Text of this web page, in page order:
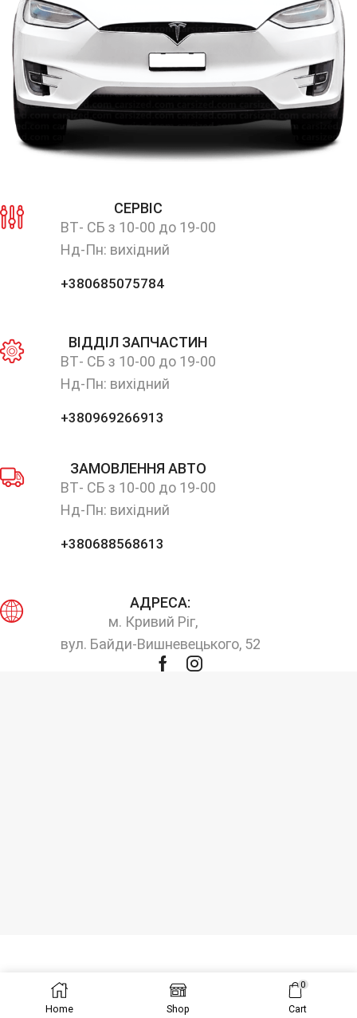
СЕРВІС
ВТ- СБ з 10-00 до 19-00
Нд-Пн: вихідний
+380685075784
ВІДДІЛ ЗАПЧАСТИН
ВТ- СБ з 10-00 до 19-00
Нд-Пн: вихідний
+380969266913
ЗАМОВЛЕННЯ АВТО
ВТ- СБ з 10-00 до 19-00
Нд-Пн: вихідний
+380688568613
АДРЕСА:
м. Кривий Ріг,
вул. Байди-Вишневецького, 52
FacebookInstagram
Ⓒ Created by WebSeitenProfi.
Home Shop
0
Cart